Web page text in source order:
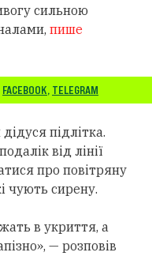
сильною
пише
FACEBOOK, TELEGRAM
підлітка.
від лінії
про повітряну
чують сирену.
в укриття, а
— розповів